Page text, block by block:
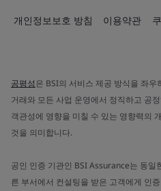
개인정보보호 방침 이용약관
공평성은 BSI의 서비스 제공 방식을 좌
거래와 모든 사업 운영에서 정직하고 공
객관성에 영향을 미칠 수 있는 영향력의
것을 의미합니다.
공인 인증 기관인 BSI Assurance는 동일
른 부서에서 컨설팅을 받은 고객에게 인